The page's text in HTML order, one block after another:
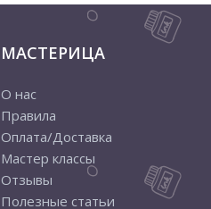
МАСТЕРИЦА
О нас
Правила
Оплата/Доставка
Мастер классы
Отзывы
Полезные статьи